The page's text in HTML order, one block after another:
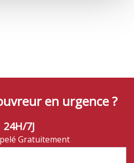
en urgence ?
24H/7J
Gratuitement